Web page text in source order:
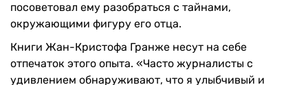
посоветовал ему разобраться с тайнами,
окружающими фигуру его отца.
Книги Жан-Кристофа Гранже несут на себе
отпечаток этого опыта. «Часто журналисты с
удивлением обнаруживают, что я улыбчивый и